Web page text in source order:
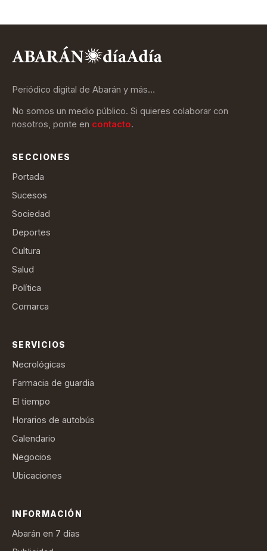
Periódico digital de Abarán y más…
No somos un medio público. Si quieres colaborar con
nosotros, ponte en contacto.
SECCIONES
Portada
Sucesos
Sociedad
Deportes
Cultura
Salud
Política
Comarca
SERVICIOS
Necrológicas
Farmacia de guardia
El tiempo
Horarios de autobús
Calendario
Negocios
Ubicaciones
INFORMACIÓN
Abarán en 7 días